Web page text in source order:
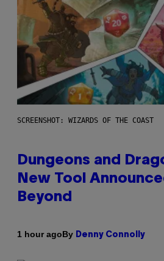
SCREENSHOT: WIZARDS OF THE COAST
Dungeons and
New Tool
Beyond
1 hour agoBy Denny Connolly